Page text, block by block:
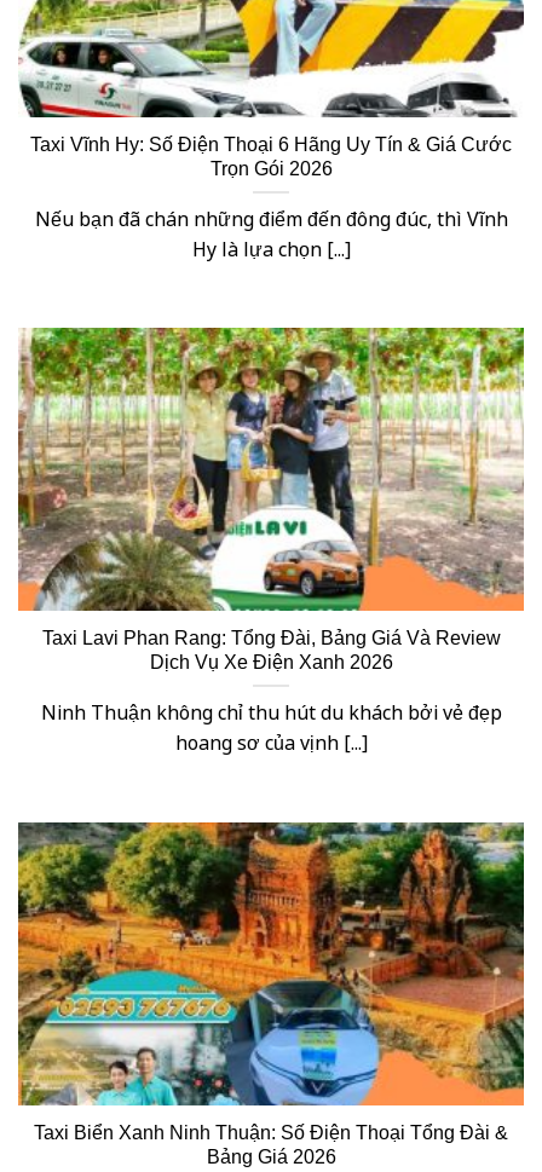
Taxi Vĩnh Hy: Số Điện Thoại 6 Hãng Uy Tín & Giá Cước
Trọn Gói 2026
Nếu bạn đã chán những điểm đến đông đúc, thì Vĩnh
Hy là lựa chọn [...]
Taxi Lavi Phan Rang: Tổng Đài, Bảng Giá Và Review
Dịch Vụ Xe Điện Xanh 2026
Ninh Thuận không chỉ thu hút du khách bởi vẻ đẹp
hoang sơ của vịnh [...]
Taxi Biển Xanh Ninh Thuận: Số Điện Thoại Tổng Đài &
Bảng Giá 2026